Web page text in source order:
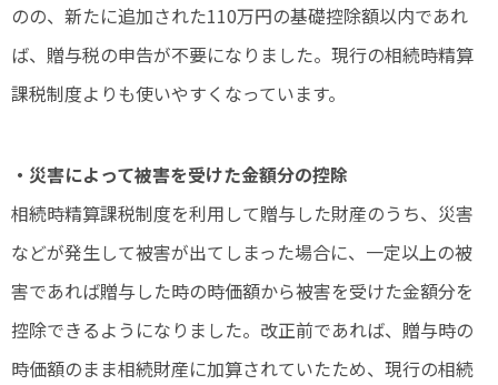
のの、新たに追加された110万円の基礎控除額以内であれ
ば、贈与税の申告が不要になりました。現行の相続時精算
課税制度よりも使いやすくなっています。
・災害によって被害を受けた金額分の控除
相続時精算課税制度を利用して贈与した財産のうち、災害
などが発生して被害が出てしまった場合に、一定以上の被
害であれば贈与した時の時価額から被害を受けた金額分を
控除できるようになりました。改正前であれば、贈与時の
時価額のまま相続財産に加算されていたため、現行の相続